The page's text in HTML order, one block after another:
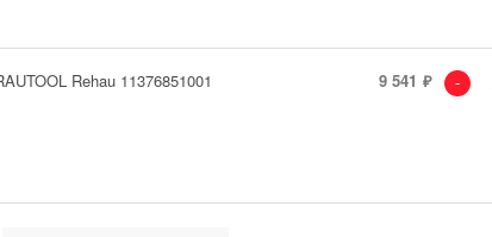
Rehau 11376851001 9 541 -